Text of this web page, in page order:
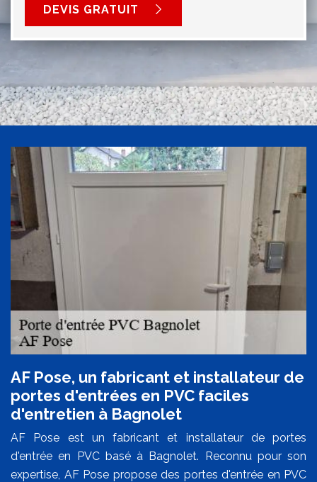
DEVIS GRATUIT
AF Pose, un fabricant et installateur de
portes d'entrées en PVC faciles
d'entretien à Bagnolet
AF Pose est un fabricant et installateur de portes
d'entrée en PVC basé à Bagnolet. Reconnu pour son
expertise, AF Pose propose des portes d'entrée en PVC